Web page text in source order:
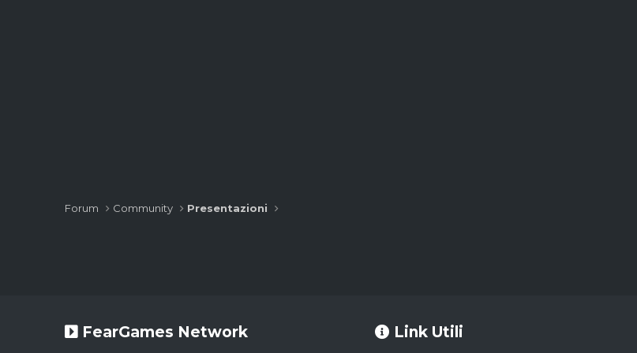
Forum Community Presentazioni
FearGames Network Link Utili